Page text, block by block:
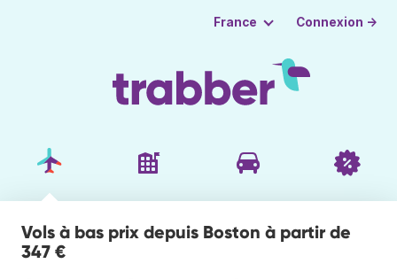
France Connexion →
Vols à bas prix depuis Boston à partir de
347 €